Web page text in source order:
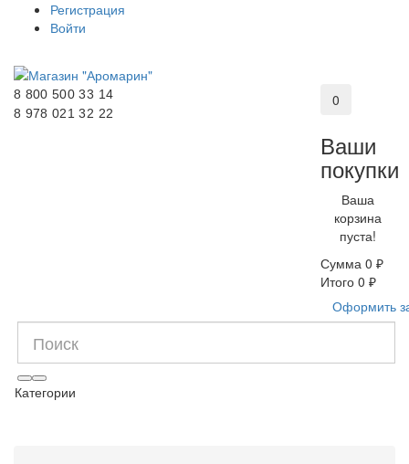
Регистрация
Войти
8 800 500 33 14
8 978 021 32 22
0
Ваши
покупки
Ваша
корзина
пуста!
Сумма 0 ₽
Итого 0 ₽
Оформить
Категории